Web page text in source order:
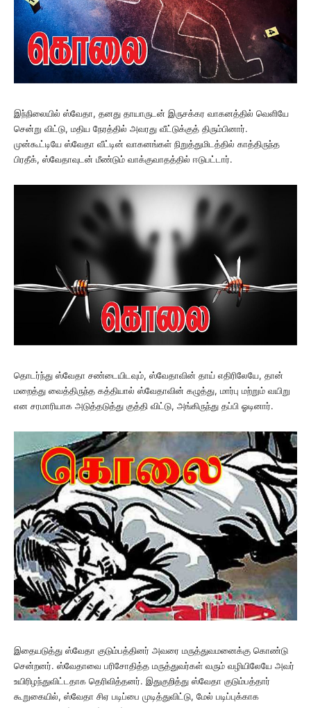
இந்நிலையில் ஸ்வேதா, தனது தாயாருடன் இருசக்கர வாகனத்தில் வெளியே
சென்று விட்டு, மதிய நேரத்தில் அவரது வீட்டுக்குத் திரும்பினார்.
முன்கூட்டியே ஸ்வேதா வீட்டின் வாகனங்கள் நிறுத்துமிடத்தில் காத்திருந்த
பிரதீக், ஸ்வேதாவுடன் மீண்டும் வாக்குவாதத்தில் ஈடுபட்டார்.
தொடர்ந்து ஸ்வேதா சண்டையிடவும், ஸ்வேதாவின் தாய் எதிரிலேயே, தான்
மறைத்து வைத்திருந்த கத்தியால் ஸ்வேதாவின் கழுத்து, மார்பு மற்றும் வயிறு
என சரமாரியாக அடுத்தடுத்து குத்தி விட்டு, அங்கிருந்து தப்பி ஓடினார்.
இதையடுத்து ஸ்வேதா குடும்பத்தினர் அவரை மருத்துவமனைக்கு கொண்டு
சென்றனர். ஸ்வேதாவை பரிசோதித்த மருத்துவர்கள் வரும் வழியிலேயே அவர்
உயிரிழந்துவிட்டதாக தெரிவித்தனர். இதுகுறித்து ஸ்வேதா குடும்பத்தார்
கூறுகையில், ஸ்வேதா சிஏ படிப்பை முடித்துவிட்டு, மேல் படிப்புக்காக